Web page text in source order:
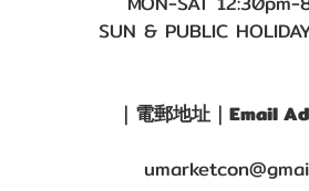
SUN & PUBLIC
｜電郵地址｜Email